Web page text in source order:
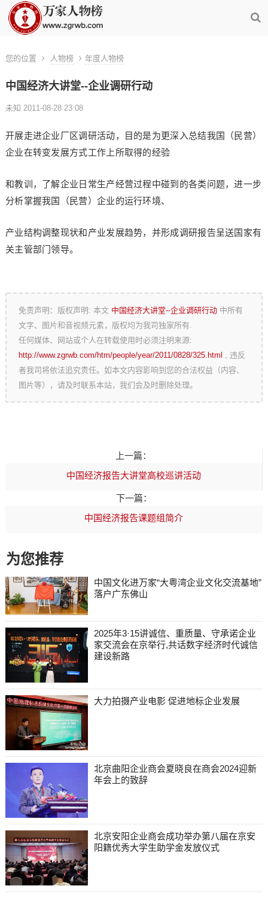
您的位置 人物榜 年度人物榜
中国经济大讲堂--企业调研行动
未知 2011-08-28 23:08
开展走进企业厂区调研活动，目的是为更深入总结我国（民营）
企业在转变发展方式工作上所取得的经验
和教训，了解企业日常生产经营过程中碰到的各类问题，进一步
分析掌握我国（民营）企业的运行环境、
产业结构调整现状和产业发展趋势，并形成调研报告呈送国家有
关主管部门领导。
免责声明：版权声明: 本文中国经济大讲堂--企业调研行动 中所有
文字、图片和音视频元素，版权均为我司独家所有.
任何媒体、网站或个人在转载使用时必须注明来源:
http://www.zgrwb.com/htm/people/year/2011/0828/325.html , 违反
者我司将依法追究责任。如本文内容影响到您的合法权益（内容、
图片等），请及时联系本站，我们会及时删除处理。
上一篇：
中国经济报告大讲堂高校巡讲活动
下一篇：
中国经济报告课题组简介
为您推荐
中国文化进万家“大粤湾企业文化交流基地”
落户广东佛山
2025年3·15讲诚信、重质量、守承诺企业
家交流会在京举行,共话数字经济时代诚信
建设新路
大力拍摄产业电影 促进地标企业发展
北京曲阳企业商会夏晓良在商会2024迎新
年会上的致辞
北京安阳企业商会成功举办第八届在京安
阳籍优秀大学生助学金发放仪式